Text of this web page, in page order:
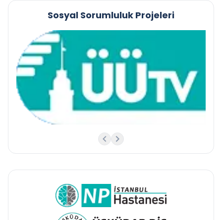
Sosyal Sorumluluk Projeleri